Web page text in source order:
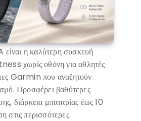
η καλύτερη συσκευή
χωρίς οθόνη για αθλητές
Garmin που αναζητούν
Προσφέρει βαθύτερες
διάρκεια μπαταρίας έως 10
στις περισσότερες